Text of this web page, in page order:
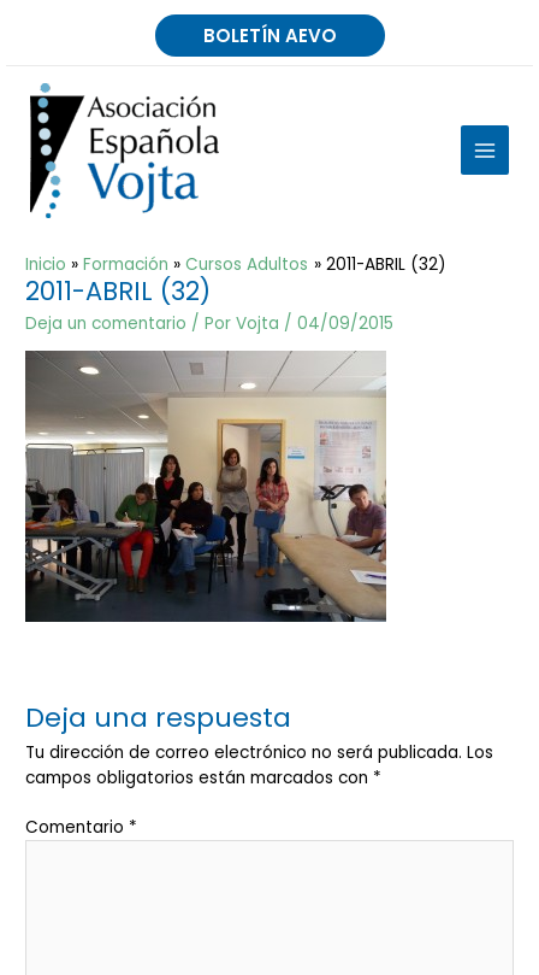
BOLETÍN AEVO
MAIN
Inicio Formación Cursos Adultos 2011-ABRIL (32)
2011-ABRIL (32)
Deja un comentario / PorVojta /04/09/2015
Deja una respuesta
Tu dirección de correo electrónico no será publicada. Los
campos obligatorios están marcados con *
Comentario *